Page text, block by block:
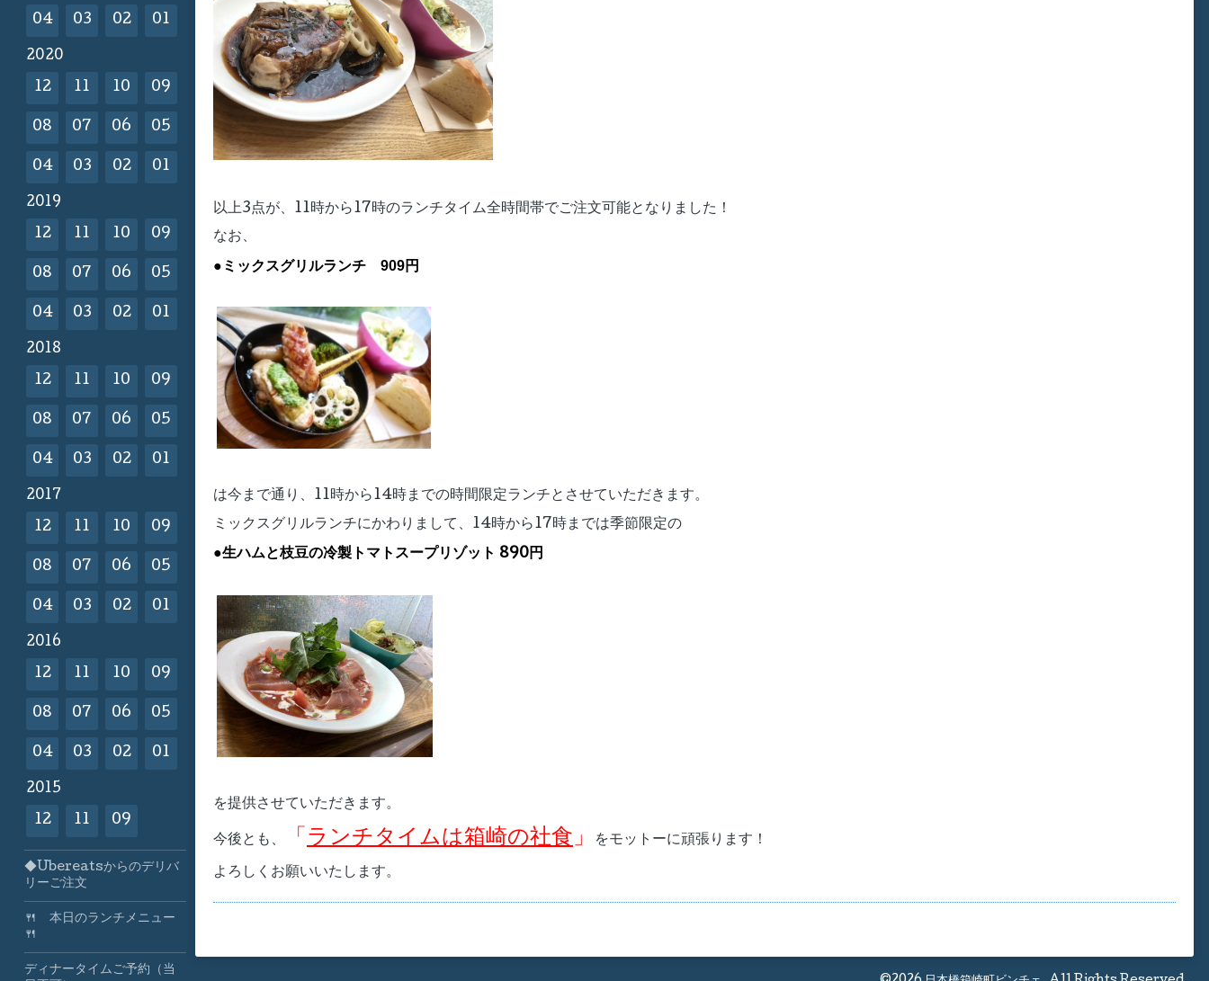
以上3点が、11時から17時のランチタイム全時間帯でご注文可能となりました！
なお、
●ミックスグリルランチ 909円
は今まで通り、11時から14時までの時間限定ランチとさせていただきます。
ミックスグリルランチにかわりまして、14時から17時までは季節限定の
●生ハムと枝豆の冷製トマトスープリゾット 890円
を提供させていただきます。
今後とも、 「 ランチタイムは箱崎の社食」 をモットーに頑張ります！
よろしくお願いいたします。
04 03 02 01
2020
12 11 10 09
08 07 06 05
04 03 02 01
2019
12 11 10 09
08 07 06 05
04 03 02 01
2018
12 11 10 09
08 07 06 05
04 03 02 01
2017
12 11 10 09
08 07 06 05
04 03 02 01
2016
12 11 10 09
08 07 06 05
04 03 02 01
2015
12 11 09
◆Ubereatsからのデリバ
リーご注文
🍴 本日のランチメニュー
🍴
ディナータイムご予約（当